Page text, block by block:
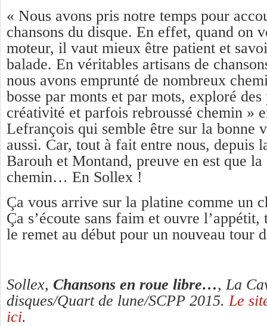
« Nous avons pris notre temps pour
chansons du disque. En effet, quand on
moteur, il vaut mieux être patient et
balade. En véritables artisans de
nous avons emprunté de nombreux
bosse par monts et par mots, exploré des
créativité et parfois rebroussé chemin »
Lefrançois qui semble être sur la bonne
aussi. Car, tout à fait entre nous, depuis
Barouh et Montand, preuve en est que
chemin… En Sollex !
Ça vous arrive sur la platine comme un
Ça s’écoute sans faim et ouvre
le remet au début pour un nouveau tour
Sollex, Chansons en roue libre…, La
disques/Quart de lune/SCPP 2015. Le
ici.